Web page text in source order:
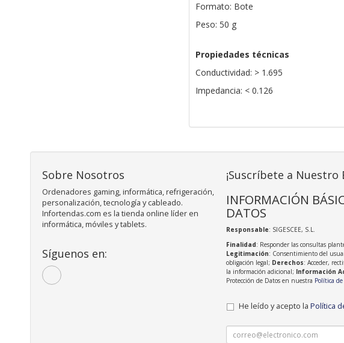
Formato: Bote
Peso: 50 g
Propiedades técnicas
Conductividad: > 1.695
Impedancia: < 0.126
Sobre Nosotros
Ordenadores gaming, informática, refrigeración,
personalización, tecnología y cableado.
Infortendas.com es la tienda online líder en
informática, móviles y tablets.
Síguenos en:
¡Suscríbete a Nuestro
INFORMACIÓN
DATOS
Responsable: SIGESCEE, S.L.
Finalidad: Responder las consultas
Legitimación: Consentimiento del
obligación legal; Derechos: Acceder,
la información adicional; Información
Protección de Datos en nuestra Política
He leído y acepto la Política